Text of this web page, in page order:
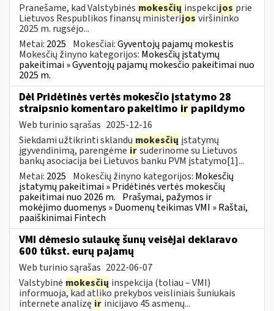
Pranešame, kad Valstybinės mokesčių inspekcijos prie
Lietuvos Respublikos finansų ministerijos viršininko
2025 m. rugsėjo...
Metai: 2025 Mokesčiai:Gyventojų pajamų mokestis
Mokesčių žinyno kategorijos: Mokesčių įstatymų
pakeitimai » Gyventojų pajamų mokesčio pakeitimai nuo
2025 m.
Dėl Pridėtinės vertės mokesčio įstatymo 28
straipsnio komentaro pakeitimo ir papildymo
Web turinio sąrašas 2025-12-16
Siekdami užtikrinti sklandų mokesčių įstatymų
įgyvendinimą, parengėme irsuderinome su Lietuvos
bankų asociacija bei Lietuvos banku PVM įstatymo[1]...
Metai: 2025 Mokesčių žinyno kategorijos: Mokesčių
įstatymų pakeitimai » Pridėtinės vertės mokesčių
pakeitimai nuo 2026 m. Prašymai, pažymos ir
mokėjimo duomenys » Duomenų teikimas VMI » Raštai,
paaiškinimai Fintech
VMI dėmesio sulaukę šunų veisėjai deklaravo
600 tūkst. eurų pajamų
Web turinio sąrašas 2022-06-07
Valstybinė mokesčių inspekcija (toliau – VMI)
informuoja, kad atliko prekybos veisliniais šuniukais
internete analizę ir inicijavo 45 asmenų...